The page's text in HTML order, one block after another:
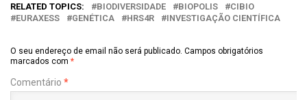
RELATED TOPICS: BIODIVERSIDADE BIOPOLIS
CIBIO
EURAXESS
GENÉTICA HRS4R INVESTIGAÇÃO CIENTÍFICA
O seu endereço de email não será publicado. Campos obrigatórios
marcados com *
Comentário *